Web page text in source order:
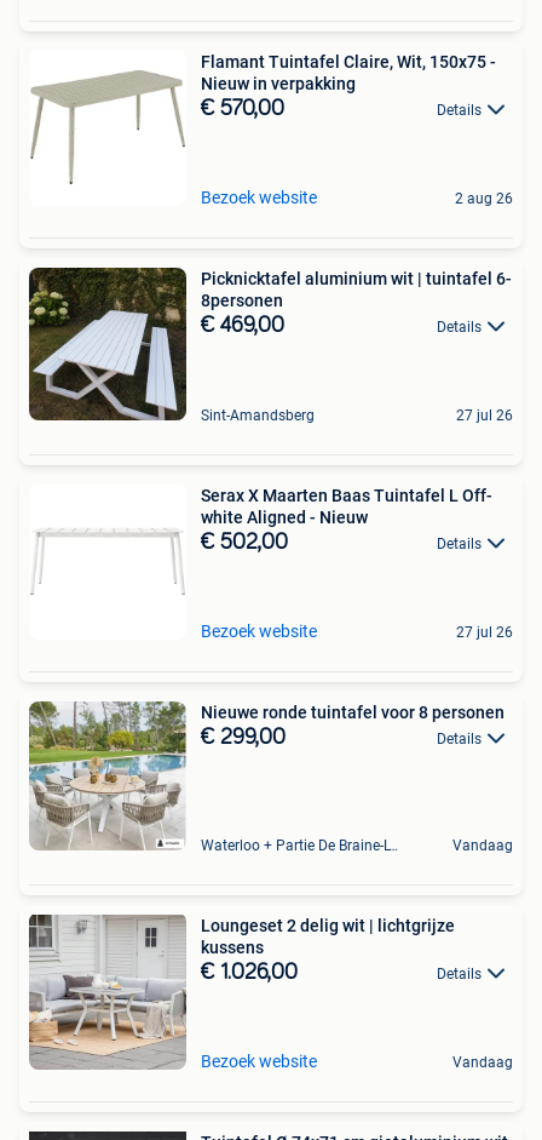
Flamant Tuintafel Claire, Wit, 150x75 -
Nieuw in verpakking
€ 570,00 Details
Bezoek website 2 aug 26
Picknicktafel aluminium wit | tuintafel 6-
8personen
€ 469,00 Details
Sint-Amandsberg 27 jul 26
Serax X Maarten Baas Tuintafel L Off-
white Aligned - Nieuw
€ 502,00 Details
Bezoek website 27 jul 26
Nieuwe ronde tuintafel voor 8 personen
€ 299,00 Details
Waterloo + Partie De Braine-L'Alleud, De Ohain Vandaag
Loungeset 2 delig wit | lichtgrijze
kussens
€ 1.026,00 Details
Bezoek website Vandaag